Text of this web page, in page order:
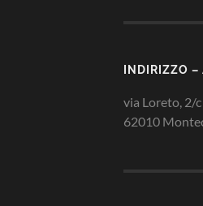
INDIRIZZO –
via Loreto, 2/c
62010